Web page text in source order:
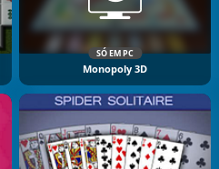
SÓ EM PC
Monopoly 3D